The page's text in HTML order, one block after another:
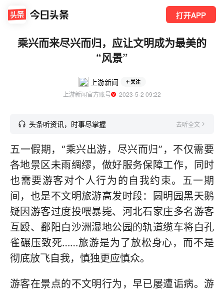
打开APP
乘兴而来尽兴而归，应让文明成为最美的
“风景”
上游新闻 关注
上游新闻官方账号
  2023-5-2 09:22
头条听资讯，时事尽掌握 去听全文
五一假期，“乘兴出游，尽兴而归”，不仅需要
各地景区未雨绸缪，做好服务保障工作，同时
也需要游客对个人行为的自我约束。五一期
间，也是不文明旅游高发时段：圆明园黑天鹅
疑因游客过度投喂暴毙、河北石家庄多名游客
互殴、鄱阳白沙洲湿地公园的轨道缆车将白孔
雀碾压致死……旅游是为了放松身心，而不是
彻底放飞自我，慎独更应慎众。
游客在景点的不文明行为，早已屡遭诟病。游